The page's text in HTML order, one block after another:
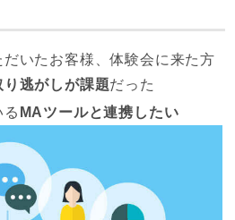
いたお客様、体験会に来た方
り逃がしが課題だった
MAツールと連携したい